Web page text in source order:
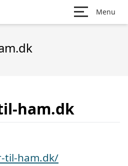
Menu
ham.dk
til-ham.dk/